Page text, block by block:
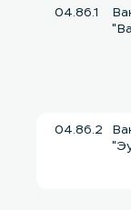
04.86.1
04.86.2